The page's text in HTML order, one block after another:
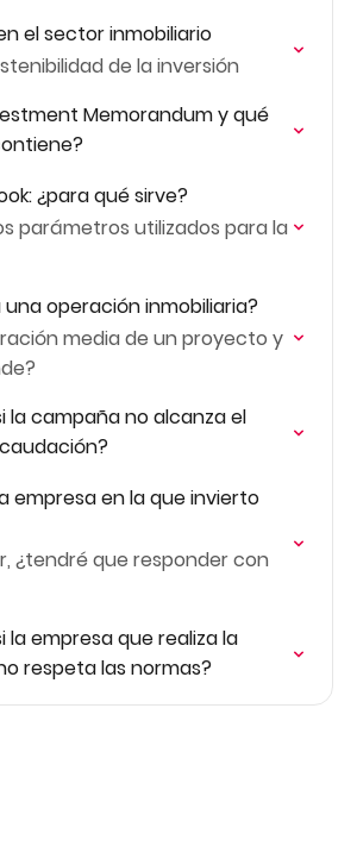
el sector inmobiliario
de la inversión
Memorandum y qué
¿para qué sirve?
parámetros utilizados para la
operación inmobiliaria?
media de un proyecto y
la campaña no alcanza el
empresa en la que invierto
¿tendré que responder con
la empresa que realiza la
respeta las normas?